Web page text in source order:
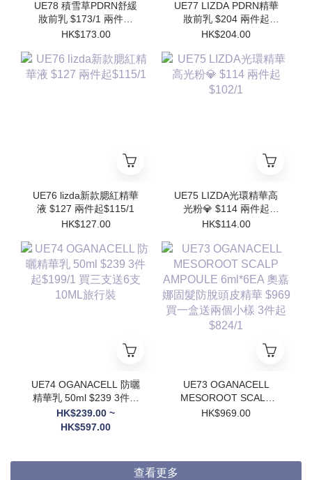
UE78 積雪草PDRN舒緩
妝前乳 $173/1 兩件起
$155/1 件
HK$173.00
UE77 LIZDA PDRN精華
妝前乳 $204 兩件起
$184/1
HK$204.00
UE76 lizda新款腮紅精華
液 $127 兩件起$115/1
HK$127.00
UE75 LIZDA光環精華高
光粉💎 $114 兩件起
$102/1
HK$114.00
UE74 OGANACELL 防曬
精華乳 50ml $239 3件起
$199/1 買三支送6支
10ML旅行裝
HK$239.00 ~
HK$597.00
UE73 OGANACELL
MESOROOT SCALP
AMPOULE 6ml*6EA 奧
HK$969.00
查看更多